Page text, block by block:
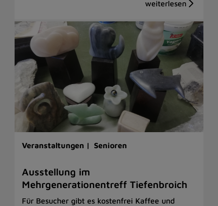
Veranstaltungen | Senioren
Ausstellung im
Mehrgenerationentreff Tiefenbroich
Für Besucher gibt es kostenfrei Kaffee und